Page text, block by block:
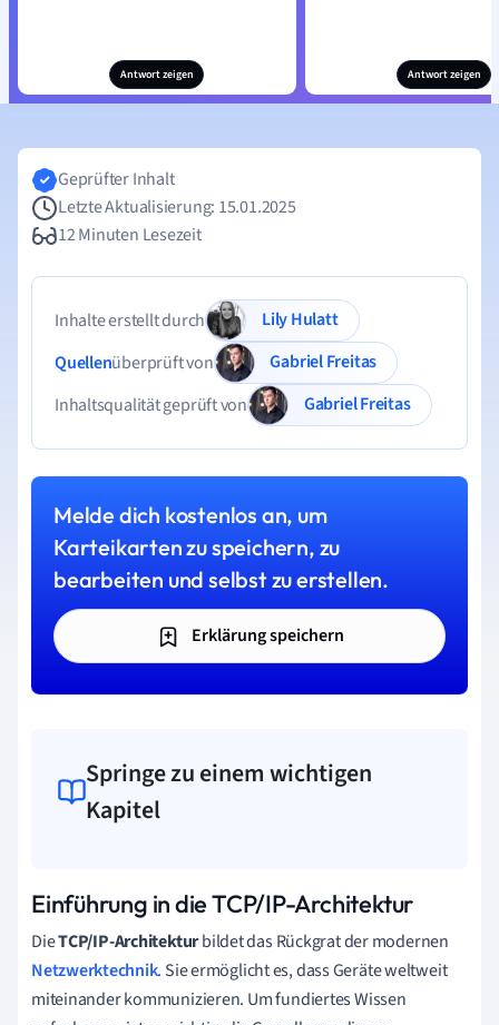
Antwort zeigen Antwort zeigen
Geprüfter Inhalt
Letzte Aktualisierung: 15.01.2025
12 Minuten Lesezeit
Inhalte erstellt durch
Lily Hulatt
Quellenüberprüft von
Gabriel Freitas
Inhaltsqualität geprüft von
Gabriel Freitas
Melde dich kostenlos an, um
Karteikarten zu speichern, zu
bearbeiten und selbst zu erstellen.
Erklärung speichern
Springe zu einem wichtigen
Kapitel
Einführung in die TCP/IP-Architektur
DieTCP/IP-Architekturbildet das Rückgrat der modernen
Netzwerktechnik. Sie ermöglicht es, dass Geräte weltweit
miteinander kommunizieren. Um fundiertes Wissen